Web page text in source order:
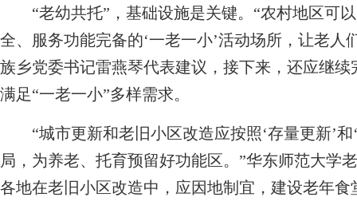
“老幼共托”，基础设施是关键。“农村地区可
全、服务功能完备的‘一老一小’活动场所，让老人
族乡党委书记雷燕琴代表建议，接下来，还应继
满足“一老一小”多样需求。
“城市更新和老旧小区改造应按照‘存量更新’和
局，为养老、托育预留好功能区。”华东师范大学
各地在老旧小区改造中，应因地制宜，建设老年